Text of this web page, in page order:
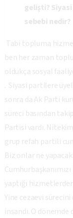
gelişti?
sebebi nedir?
Tabi topluma
ben her zaman
oldukça sosyal
. Siyasi partilere
sonra da Ak Parti
süreci basından
Partisi vardı.
grup refah partili
Biz onlar ne
yaptığı
Yine cezaevi
insandı. O